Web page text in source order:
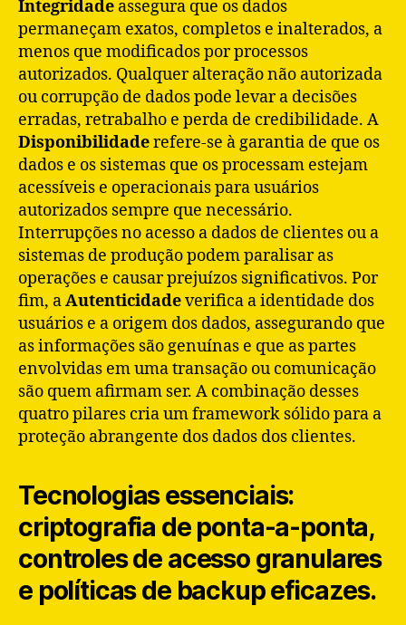
Integridade assegura que os dados
permaneçam exatos, completos e inalterados, a
menos que modificados por processos
autorizados. Qualquer alteração não autorizada
ou corrupção de dados pode levar a decisões
erradas, retrabalho e perda de credibilidade. A
Disponibilidaderefere-se à garantia de que os
dados e os sistemas que os processam estejam
acessíveis e operacionais para usuários
autorizados sempre que necessário.
Interrupções no acesso a dados de clientes ou a
sistemas de produção podem paralisar as
operações e causar prejuízos significativos. Por
fim, aAutenticidadeverifica a identidade dos
usuários e a origem dos dados, assegurando que
as informações são genuínas e que as partes
envolvidas em uma transação ou comunicação
são quem afirmam ser. A combinação desses
quatro pilares cria um framework sólido para a
proteção abrangente dos dados dos clientes.
Tecnologias essenciais:
criptografia de ponta-a-ponta,
controles de acesso granulares
e políticas de backup eficazes.